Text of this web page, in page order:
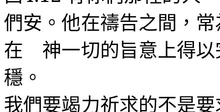
們安。他在禱告之間，
在 神一切的旨意上得以
穩。
我們要竭力祈求的不是